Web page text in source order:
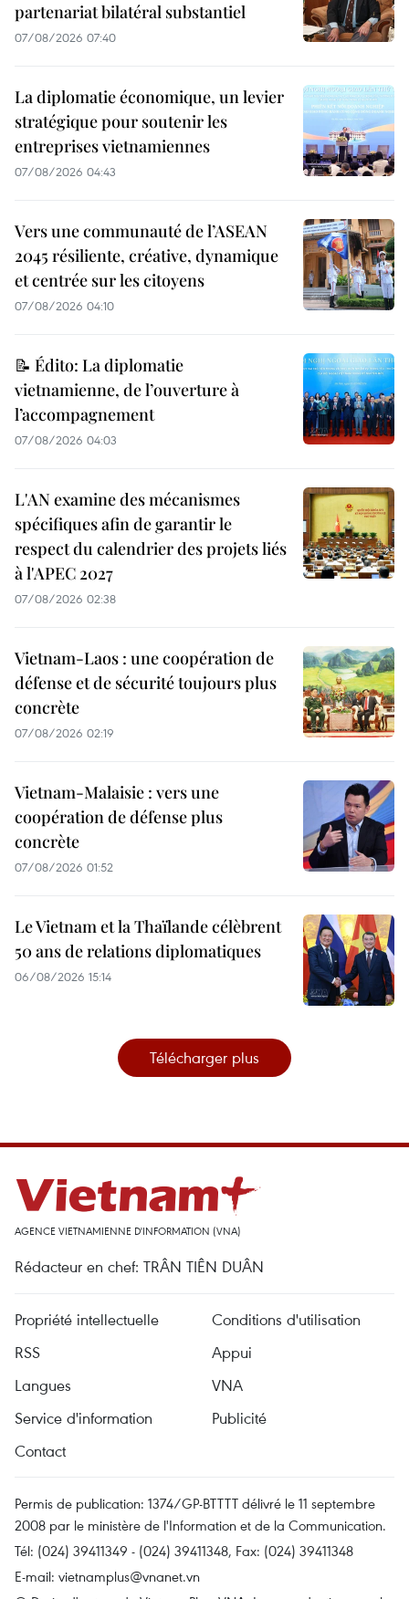
partenariat bilatéral substantiel
07/08/2026 07:40
La diplomatie économique, un levier
stratégique pour soutenir les
entreprises vietnamiennes
07/08/2026 04:43
Vers une communauté de l’ASEAN
2045 résiliente, créative, dynamique
et centrée sur les citoyens
07/08/2026 04:10
📝 Édito: La diplomatie
vietnamienne, de l’ouverture à
l’accompagnement
07/08/2026 04:03
L'AN examine des mécanismes
spécifiques afin de garantir le
respect du calendrier des projets liés
à l'APEC 2027
07/08/2026 02:38
Vietnam-Laos : une coopération de
défense et de sécurité toujours plus
concrète
07/08/2026 02:19
Vietnam-Malaisie : vers une
coopération de défense plus
concrète
07/08/2026 01:52
Le Vietnam et la Thaïlande célèbrent
50 ans de relations diplomatiques
06/08/2026 15:14
Télécharger plus
AGENCE VIETNAMIENNE D'INFORMATION (VNA)
Rédacteur en chef: TRÂN TIÊN DUÂN
Propriété intellectuelle
Conditions d'utilisation
RSS
Appui
Langues
VNA
Service d'information
Publicité
Contact
Permis de publication: 1374/GP-BTTTT délivré le 11 septembre
2008 par le ministère de l'Information et de la Communication.
Tél: (024) 39411349 - (024) 39411348, Fax: (024) 39411348
E-mail: vietnamplus@vnanet.vn